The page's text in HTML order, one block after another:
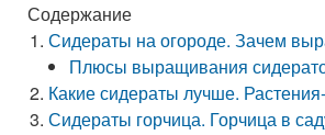
Содержание
Сидераты на огороде. Зачем
Плюсы выращивания
Какие сидераты лучше.
Сидераты горчица. Горчица в